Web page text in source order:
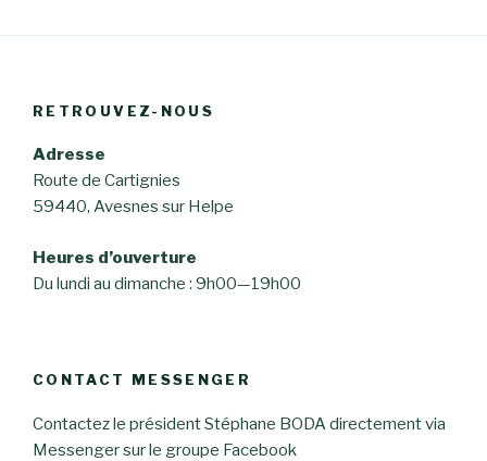
RETROUVEZ-NOUS
Adresse
Route de Cartignies
59440, Avesnes sur Helpe
Heures d’ouverture
Du lundi au dimanche : 9h00—19h00
CONTACT MESSENGER
Contactez le président Stéphane BODA directement via
Messenger sur le groupe Facebook